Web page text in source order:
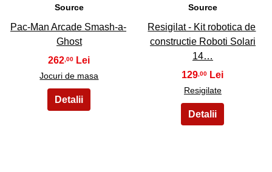
Source
Pac-Man Arcade Smash-a-
Ghost
262 ,00
Jocuri de masa
Source
Resigilat - Kit robotica de
constructie Roboti Solari
14…
129 ,00
Resigilate